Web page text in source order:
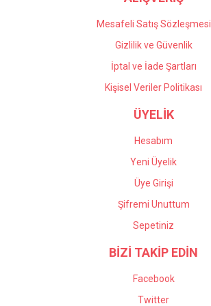
Mesafeli Satış Sözleşmesi
Gizlilik ve Güvenlik
İptal ve İade Şartları
Kişisel Veriler Politikası
ÜYELİK
Hesabım
Yeni Üyelik
Üye Girişi
Şifremi Unuttum
Sepetiniz
BİZİ TAKİP EDİN
Facebook
Twitter